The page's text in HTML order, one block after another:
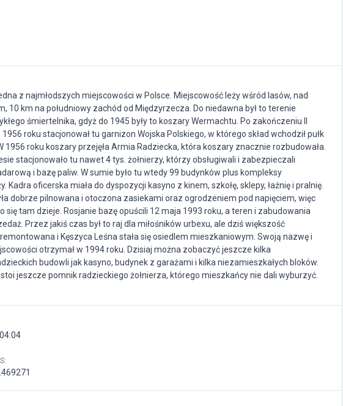
z najmłodszych miejscowości w Polsce. Miejscowość leży wśród lasów, nad
10 km na południowy zachód od Międzyrzecza. Do niedawna był to terenie
śmiertelnika, gdyż do 1945 były to koszary Wermachtu. Po zakończeniu II
roku stacjonował tu garnizon Wojska Polskiego, w którego skład wchodził pułk
1956 roku koszary przejęła Armia Radziecka, która koszary znacznie rozbudowała.
stacjonowało tu nawet 4 tys. żołnierzy, którzy obsługiwali i zabezpieczali
i bazę paliw. W sumie było tu wtedy 99 budynków plus kompleksy
Kadra oficerska miała do dyspozycji kasyno z kinem, szkołę, sklepy, łaźnię i pralnię.
dobrze pilnowana i otoczona zasiekami oraz ogrodzeniem pod napięciem, więc
się tam dzieje. Rosjanie bazę opuścili 12 maja 1993 roku, a teren i zabudowania
Przez jakiś czas był to raj dla miłośników urbexu, ale dziś większość
i Kęszyca Leśna stała się osiedlem mieszkaniowym. Swoją nazwę i
otrzymał w 1994 roku. Dzisiaj można zobaczyć jeszcze kilka
budowli jak kasyno, budynek z garażami i kilka niezamieszkałych bloków.
jeszcze pomnik radzieckiego żołnierza, którego mieszkańcy nie dali wyburzyć.
: